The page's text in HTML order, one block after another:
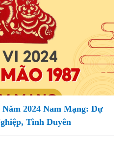
2024 Nam Mạng: Dự
Tình Duyên